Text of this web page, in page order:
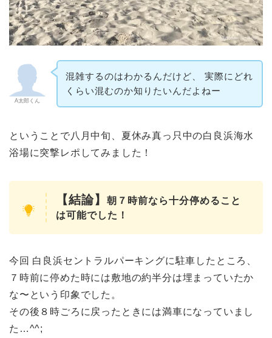
A太郎くん
混雑するのはわかるんだけど、 実際にどれ
くらい混むのか知りたいんだよねー
ということで八月中旬、夏休み真っ只中の白良浜海水
浴場に突撃レポしてみました！
【結論】
朝７時前なら十分停めること
は可能でした！
今回 白良浜セントラルパーキングに駐車したところ、
７時前に停めた時には敷地の約半分は埋まっていたか
な〜という印象でした。
その後８時ごろに戻ったときには満車になっていまし
た…^^;